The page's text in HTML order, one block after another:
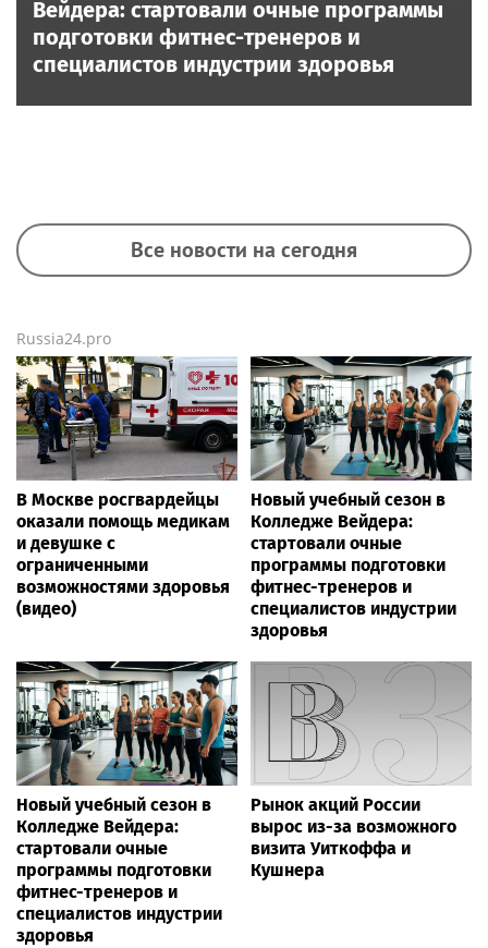
Вейдера: стартовали очные программы
подготовки фитнес-тренеров и
специалистов индустрии здоровья
Все новости на сегодня
Russia24.pro
В Москве росгвардейцы
оказали помощь медикам
и девушке с
ограниченными
возможностями здоровья
(видео)
Новый учебный сезон в
Колледже Вейдера:
стартовали очные
программы подготовки
фитнес-тренеров и
специалистов индустрии
здоровья
Новый учебный сезон в
Колледже Вейдера:
стартовали очные
программы подготовки
фитнес-тренеров и
специалистов индустрии
здоровья
Рынок акций России
вырос из-за возможного
визита Уиткоффа и
Кушнера